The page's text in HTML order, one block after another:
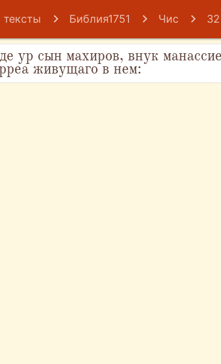
тексты Библия1751 Чис 32
ур сын махиров, внук
живущаго в нем: